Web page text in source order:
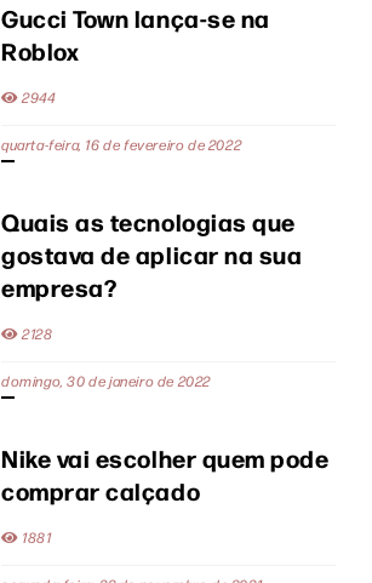
Gucci Town lança-se na
Roblox
2944
quarta-feira, 16 de fevereiro de 2022
Quais as tecnologias que
gostava de aplicar na sua
empresa?
2128
domingo, 30 de janeiro de 2022
Nike vai escolher quem pode
comprar calçado
1881